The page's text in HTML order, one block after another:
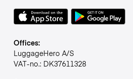
Offices:
LuggageHero A/S
VAT-no.: DK37611328